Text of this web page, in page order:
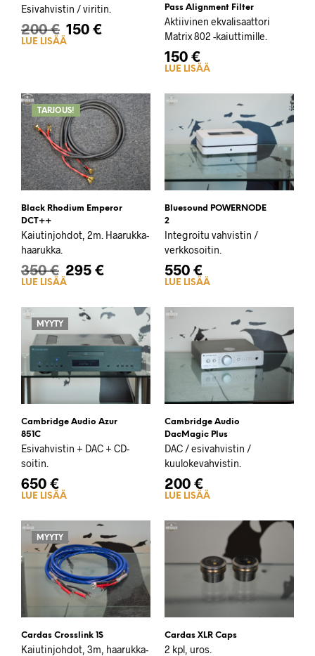
Esivahvistin / viritin.
200€ 150 €
LUE LISÄÄ
Pass Alignment Filter
Aktiivinen ekvalisaattori
Matrix 802 -kaiuttimille.
150 €
LUE LISÄÄ
TARJOUS!
Black Rhodium Emperor
DCT++
Kaiutinjohdot, 2m. Haarukka-
haarukka.
350€ 295 €
LUE LISÄÄ
Bluesound POWERNODE
2
Integroitu vahvistin /
verkkosoitin.
550 €
LUE LISÄÄ
MYYTY
Cambridge Audio Azur
851C
Esivahvistin + DAC + CD-
soitin.
650 €
LUE LISÄÄ
Cambridge Audio
DacMagic Plus
DAC / esivahvistin /
kuulokevahvistin.
200 €
LUE LISÄÄ
MYYTY
Cardas Crosslink 1S
Kaiutinjohdot, 3m, haarukka-
Cardas XLR Caps
2 kpl, uros.